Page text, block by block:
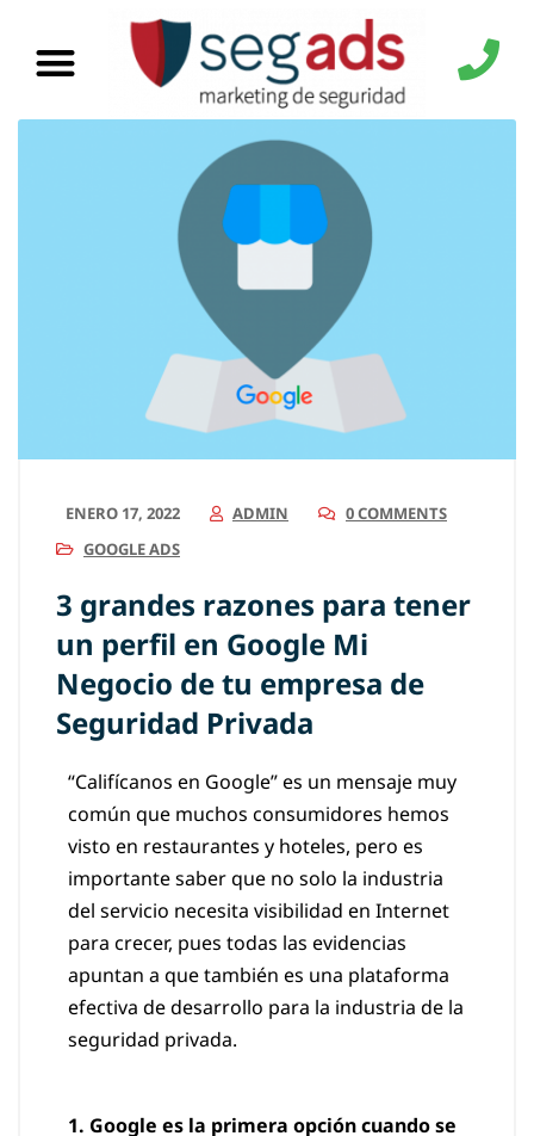
ENERO 17, 2022 ADMIN
0 COMMENTS
GOOGLE ADS
3 grandes razones para tener
un perfil en Google Mi
Negocio de tu empresa de
Seguridad Privada
“Califícanos en Google” es un mensaje muy
común que muchos consumidores hemos
visto en restaurantes y hoteles, pero es
importante saber que no solo la industria
del servicio necesita visibilidad en Internet
para crecer, pues todas las evidencias
apuntan a que también es una plataforma
efectiva de desarrollo para la industria de la
seguridad privada.
1. Google es la primera opción cuando se